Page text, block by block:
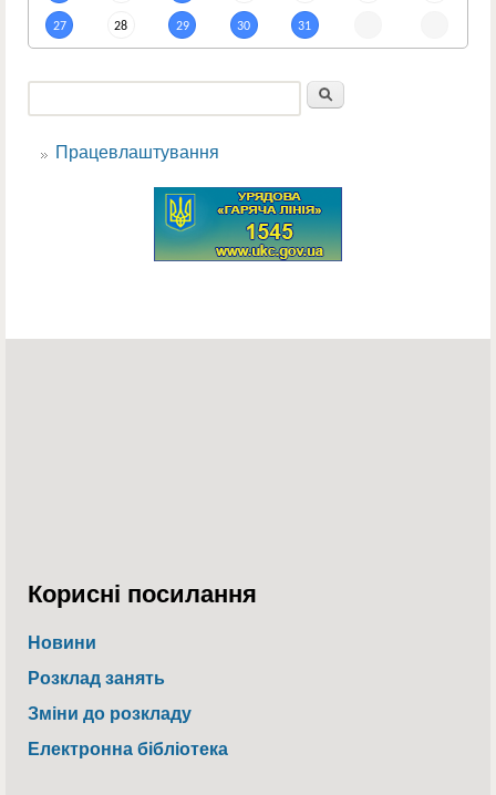
27 28 29 30 31
Пошукова форма
Працевлаштування
Корисні посилання
Новини
Розклад занять
Зміни до розкладу
Електронна бібліотека